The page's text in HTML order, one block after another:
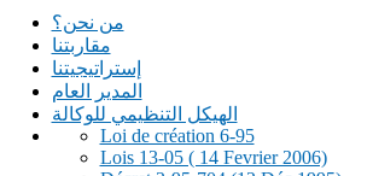
من نحن؟
مقاربتنا
إستراتيجيتنا
المدير العام
الهيكل التنظيمي للوكالة
Loi de création 6-95
Lois 13-05 ( 14 Fevrier 2006)